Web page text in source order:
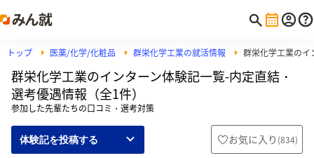
トップ 医薬/化学/化粧品 群栄化学工業の就活情報 群栄化学工業のイ
群栄化学工業のインターン体験記一覧-内定直結・
選考優遇情報（全1件）
参加した先輩たちの口コミ・選考対策
体験記を投稿する お気に入り (834)